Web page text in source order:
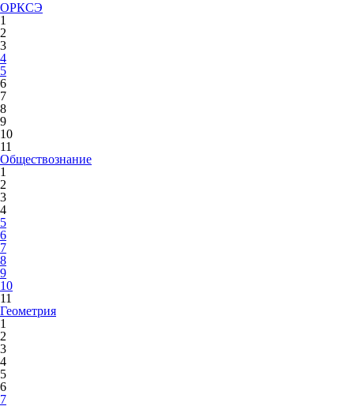
ОРКСЭ
1
2
3
4
5
6
7
8
9
10
11
Обществознание
1
2
3
4
5
6
7
8
9
10
11
Геометрия
1
2
3
4
5
6
7